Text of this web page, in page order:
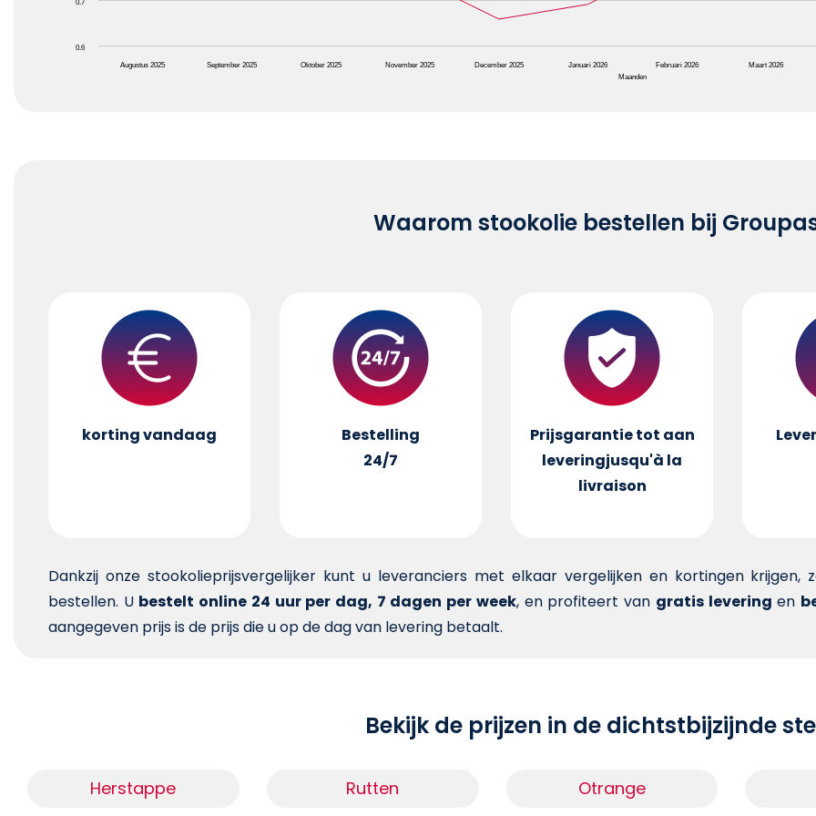
Maanden
Augustus 2025 September 2025 Oktober 2025 November 2025 December 2025 Januari 2026 Februari 2026 Maart 2026
0.6
0.7
Waarom stookolie bestellen bij
korting vandaag
Bestelling
24/7
Prijsgarantie tot aan
leveringjusqu'à la
livraison
Dankzij onze stookolieprijsvergelijker kunt u leveranciers met elkaar vergelijken en kortingen
bestellen. U bestelt online 24 uur per dag, 7 dagen per week, en profiteert van gratis levering en
aangegeven prijs is de prijs die u op de dag van levering betaalt.
Bekijk de prijzen in de dichtstbijzijnde
Herstappe Rutten Otrange